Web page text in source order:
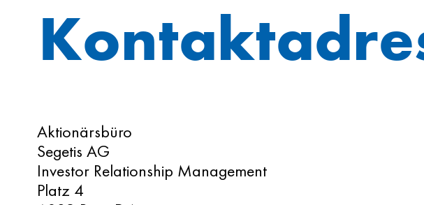
Aktionärsbüro
Segetis AG
Investor Relationship Management
Platz 4